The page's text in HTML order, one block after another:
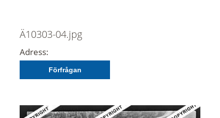
Ä10303-04.jpg
Adress:
Förfrågan